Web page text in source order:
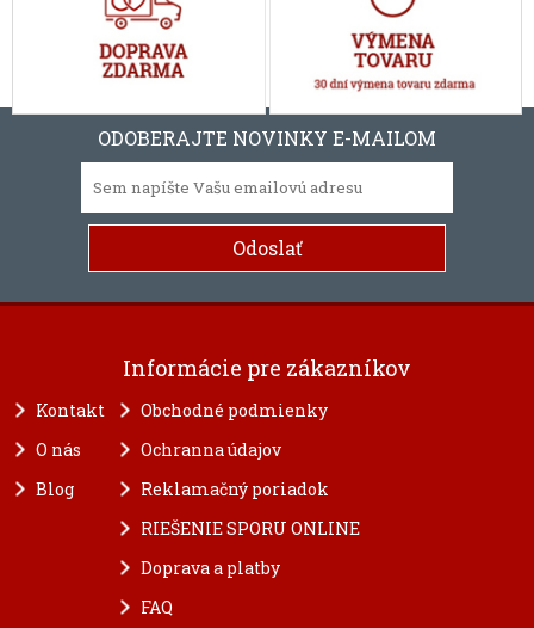
ODOBERAJTE NOVINKY E-MAILOM
Informácie pre zákazníkov
Kontakt
O nás
Blog
Obchodné podmienky
Ochranna údajov
Reklamačný poriadok
RIEŠENIE SPORU ONLINE
Doprava a platby
FAQ